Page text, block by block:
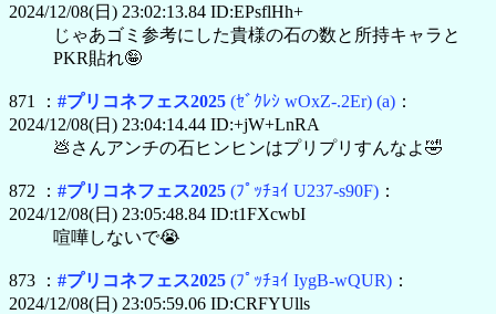
2024/12/08(日) 23:02:13.84 ID:EPsflHh+
じゃあゴミ参考にした貴様の石の数と所持キャラと
PKR貼れ🤪
871 ： #プリコネフェス2025 (ｾﾞｸﾚｼ wOxZ-.2Er) (a) ：
2024/12/08(日) 23:04:14.44 ID:+jW+LnRA
💩さんアンチの石ヒンヒンはプリプリすんなよ🤣
872 ： #プリコネフェス2025 (ﾌﾟｯﾁｮｲ U237-s90F) ：
2024/12/08(日) 23:05:48.84 ID:t1FXcwbI
喧嘩しないで😭
873 ： #プリコネフェス2025 (ﾌﾟｯﾁｮｲ IygB-wQUR) ：
2024/12/08(日) 23:05:59.06 ID:CRFYUlls